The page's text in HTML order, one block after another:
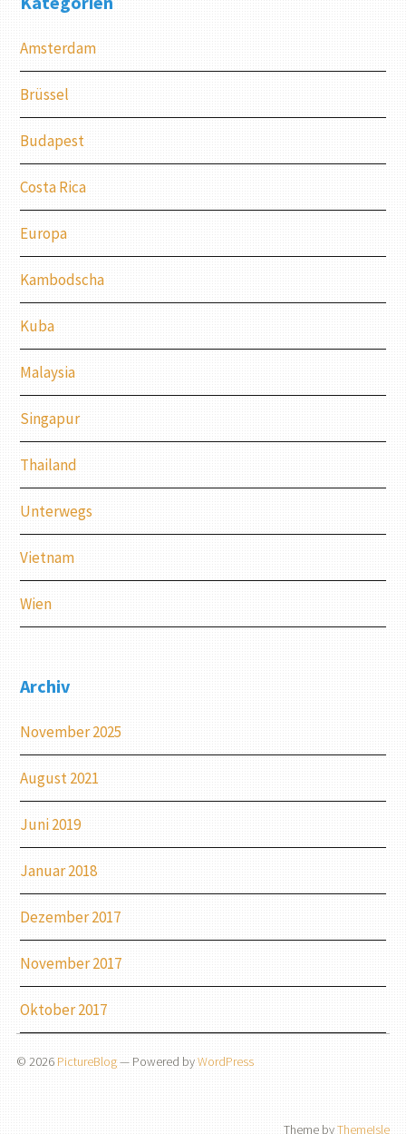
Amsterdam
Brüssel
Budapest
Costa Rica
Europa
Kambodscha
Kuba
Malaysia
Singapur
Thailand
Unterwegs
Vietnam
Wien
Archiv
November 2025
August 2021
Juni 2019
Januar 2018
Dezember 2017
November 2017
Oktober 2017
© 2026 PictureBlog— Powered byWordPress
Theme byThemeIsle